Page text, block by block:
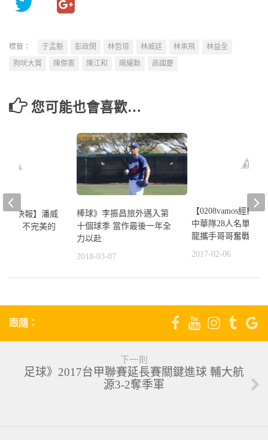
標籤： 于孟魁 彭政閔 林哲瑄 林威廷 林承飛
林益全
狗吠大賞
陳傑憲 陳江和 陽耀勳 高國慶
您可能也會喜歡…
棒球》李振昌旅外邁入第
十個球季 當作最後一年全
力以赴
2018-03-07
【0208vamos經典賽
中華隊28人名單出
龍攜手哥哥奮戰經
2017-02-06
賽快報】潘威
戰役 不完美的
跟隨：
下一則
足球》2017台甲聯賽延長賽關鍵進球 輔大航
源3-2奪季軍